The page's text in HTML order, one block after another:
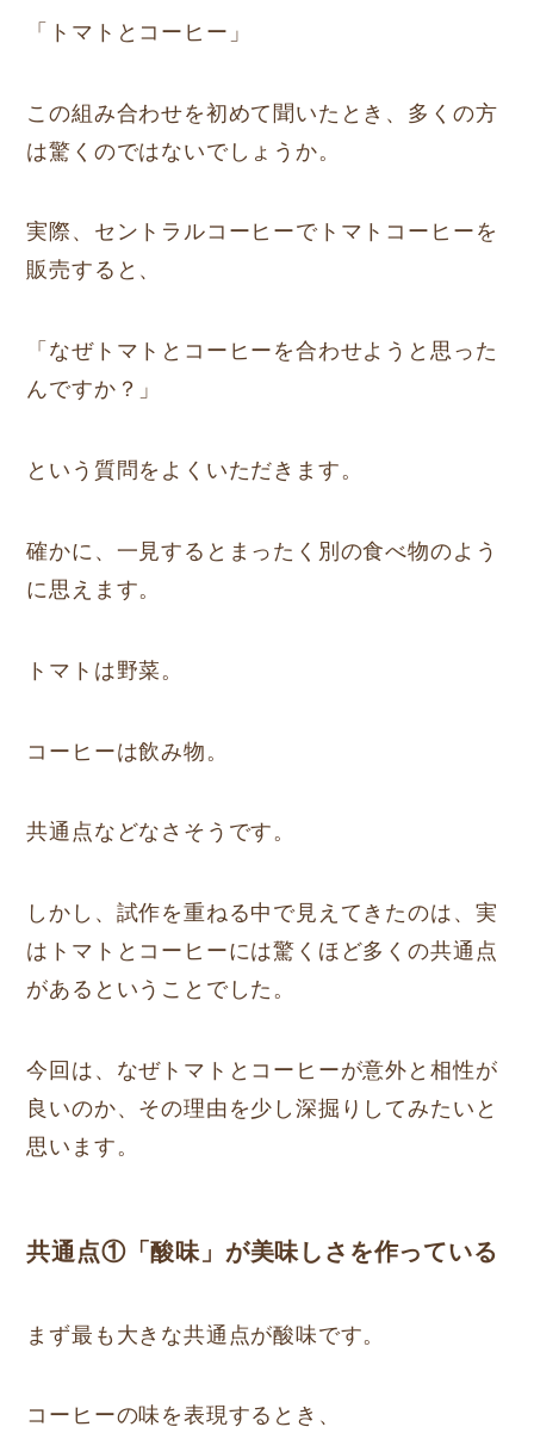
「トマトとコーヒー」
この組み合わせを初めて聞いたとき、多くの方
は驚くのではないでしょうか。
実際、セントラルコーヒーでトマトコーヒーを
販売すると、
「なぜトマトとコーヒーを合わせようと思った
んですか？」
という質問をよくいただきます。
確かに、一見するとまったく別の食べ物のよう
に思えます。
トマトは野菜。
コーヒーは飲み物。
共通点などなさそうです。
しかし、試作を重ねる中で見えてきたのは、実
はトマトとコーヒーには驚くほど多くの共通点
があるということでした。
今回は、なぜトマトとコーヒーが意外と相性が
良いのか、その理由を少し深掘りしてみたいと
思います。
共通点①「酸味」が美味しさを作っている
まず最も大きな共通点が酸味です。
コーヒーの味を表現するとき、